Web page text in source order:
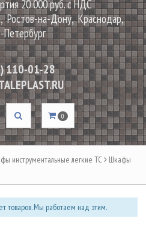
20 000 руб. с НДС
Ростов-на-Дону, Краснодар,
Петербург
110-01-28
0
инструментальные легкие ТС
Шкафы
товаров. Мы работаем над этим.